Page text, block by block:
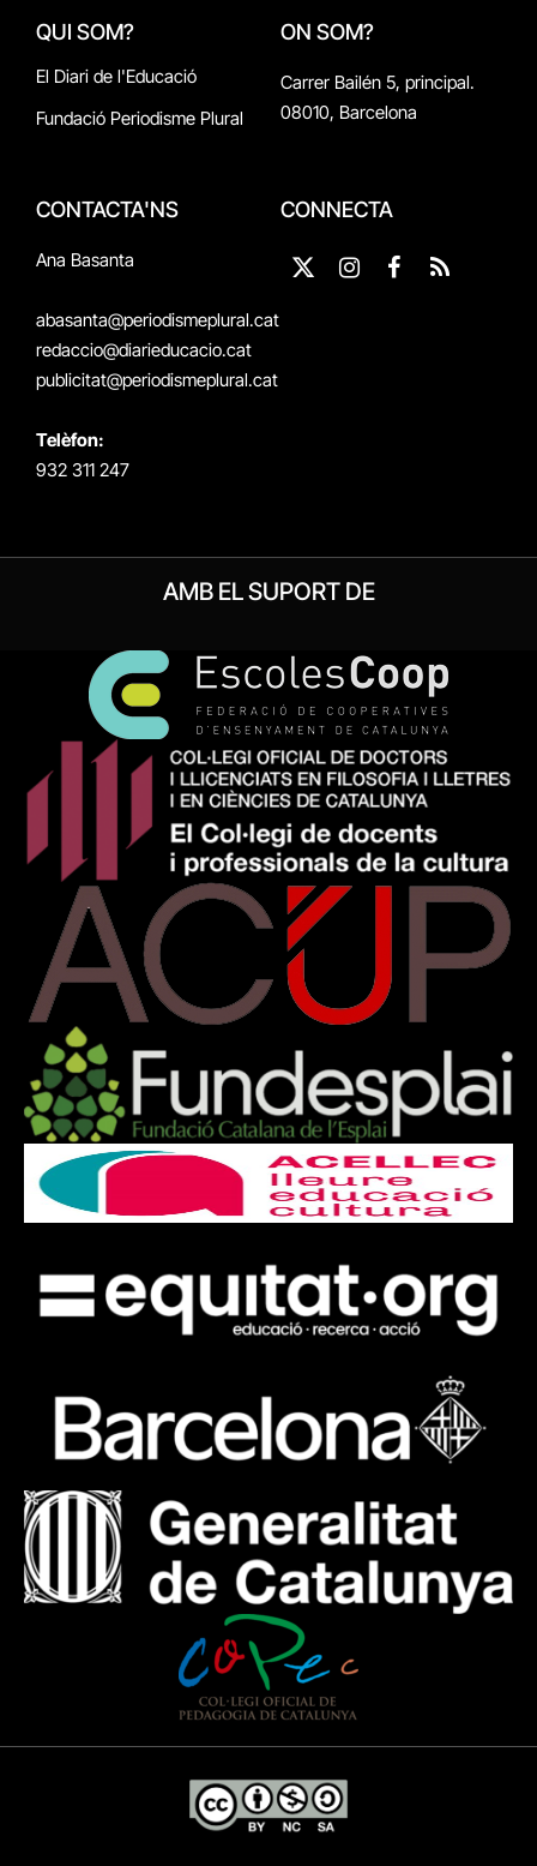
QUI SOM?
El Diari de l'Educació
Fundació Periodisme Plural
ON SOM?
Carrer Bailén 5, principal.
08010, Barcelona
CONTACTA'NS
Ana Basanta
abasanta@periodismeplural.cat
redaccio@diarieducacio.cat
publicitat@periodismeplural.cat
Telèfon:
932 311 247
CONNECTA
X
InstagramFacebook
RSS
AMB EL SUPORT DE